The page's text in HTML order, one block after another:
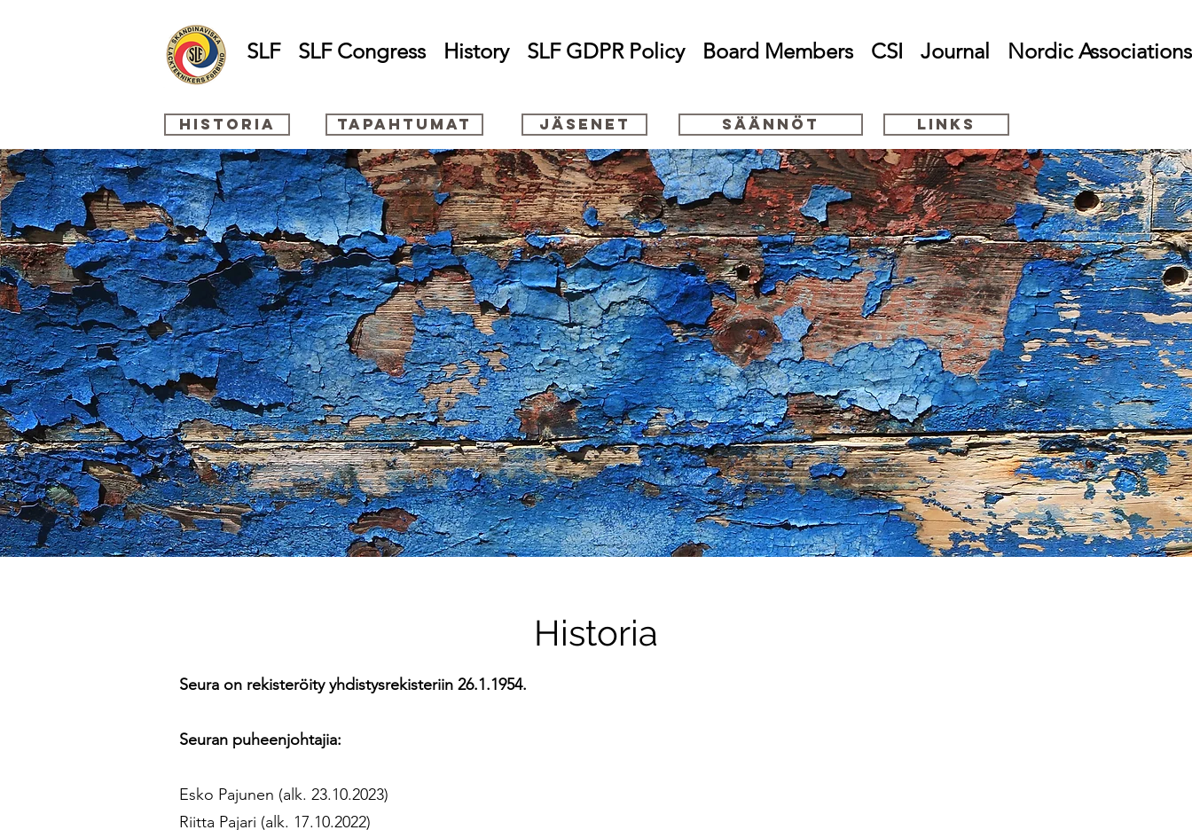
SLF SLF Congress History SLF GDPR Policy Board Members CSI Journal Nordic Associations
Historia Tapahtumat Jäsenet Säännöt Links
Historia
Seura on rekisteröity yhdistysrekisteriin 26.1.1954.
Seuran puheenjohtajia:
Esko Pajunen (alk. 23.10.2023)
Riitta Pajari (alk. 17.10.2022)